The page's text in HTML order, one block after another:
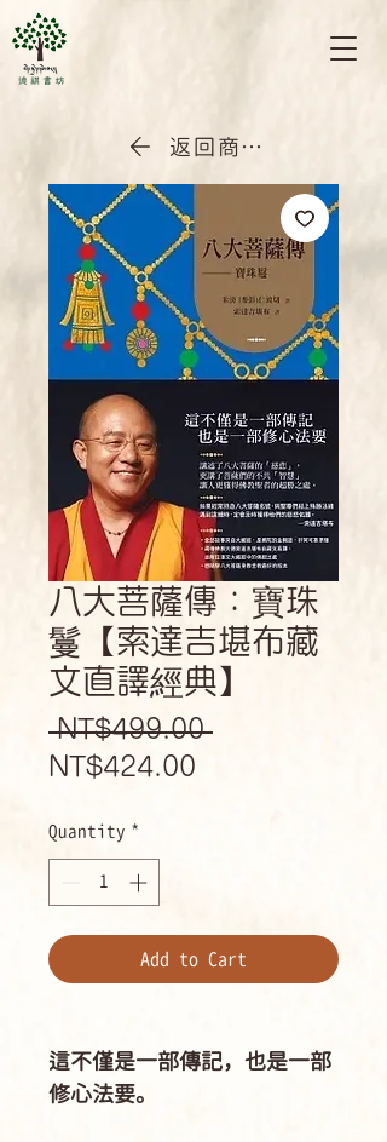
返回商店首頁
八大菩薩傳：寶珠
鬘【索達吉堪布藏
文直譯經典】
NT$499.00 Regular
NT$424.00
Quantity *
Add to Cart
這不僅是一部傳記，也是一部
修心法要。